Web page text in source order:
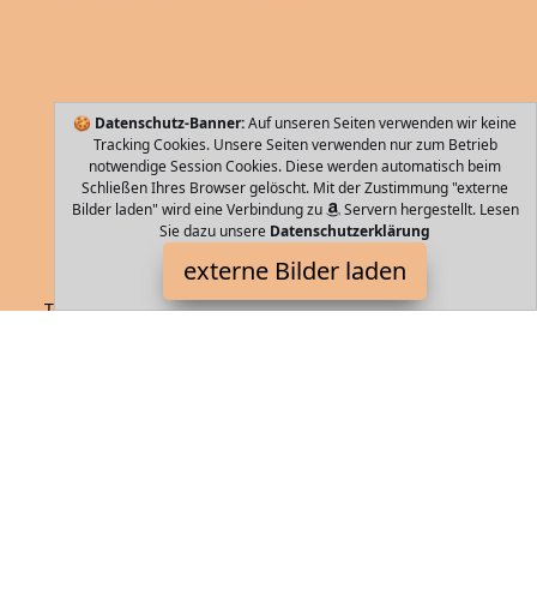
🍪 Datenschutz-Banner:Auf unseren Seiten verwenden wir keine
Tracking Cookies. Unsere Seiten verwenden nur zum Betrieb
notwendige Session Cookies. Diese werden automatisch beim
Schließen Ihres Browser gelöscht. Mit der Zustimmung "externe
Bilder laden" wird eine Verbindung zu
Servern hergestellt. Lesen
Sie dazu unsere Datenschutzerklärung
externe Bilder laden
VAUDE
Textilien f Rädern zum Fahren Die beste Medizin gegen